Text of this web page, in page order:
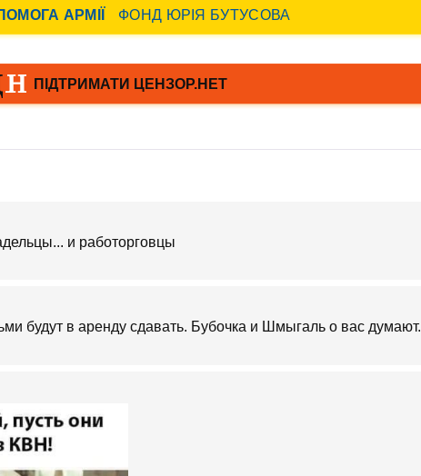
и работорговцы
будут в аренду сдавать. Бубочка и Шмыгаль о вас думают.